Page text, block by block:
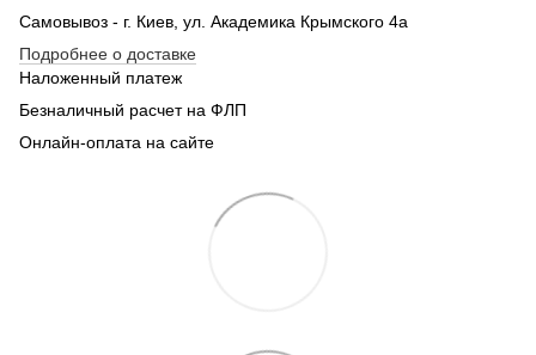
Самовывоз - г. Киев, ул. Академика Крымского 4а
Подробнее о доставке
Наложенный платеж
Безналичный расчет на ФЛП
Онлайн-оплата на сайте